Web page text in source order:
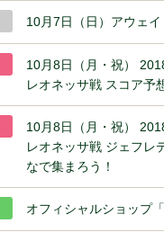
10月7日（日）アウェ
10月8日（月・祝）
レオネッサ戦 スコア予
10月8日（月・祝）
レオネッサ戦 ジェフレ
なで集まろう！
オフィシャルショップ